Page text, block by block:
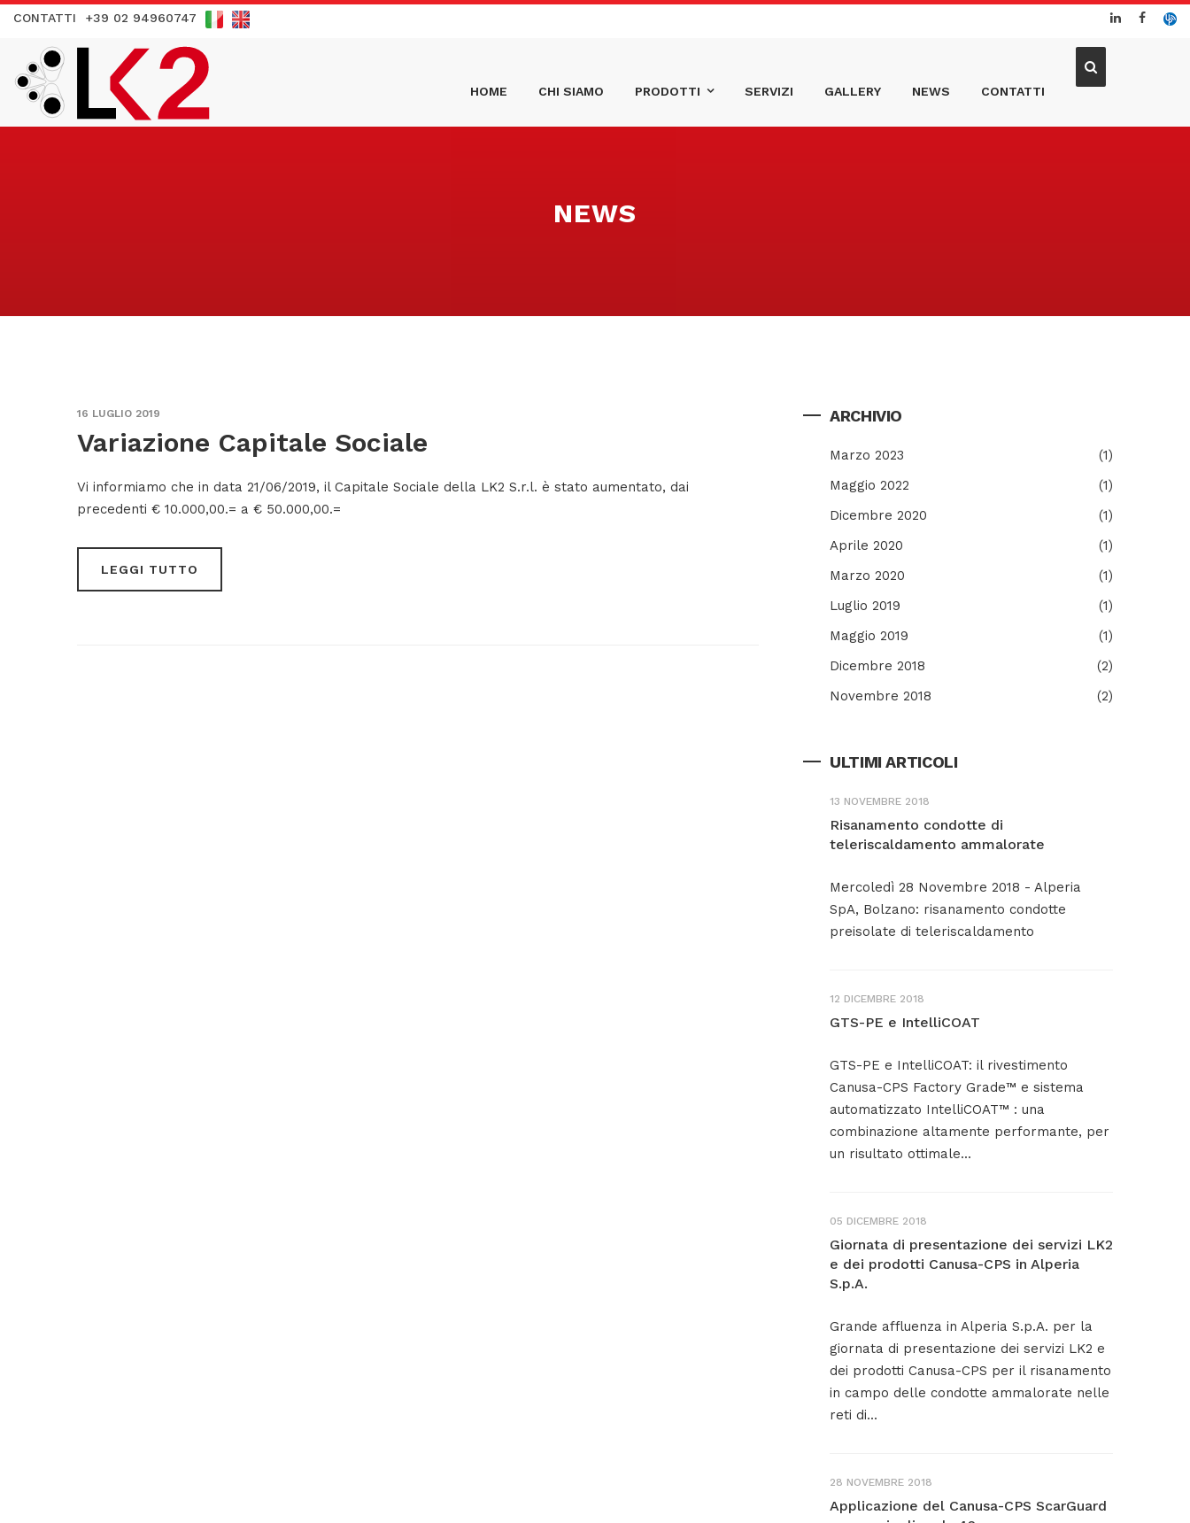
CONTATTI +39 02 94960747
HOME CHI SIAMO PRODOTTI SERVIZI GALLERY NEWS CONTATTI
NEWS
16 LUGLIO 2019
Variazione Capitale Sociale
Vi informiamo che in data 21/06/2019, il Capitale Sociale della LK2 S.r.l. è stato aumentato, dai
precedenti € 10.000,00.= a € 50.000,00.=
LEGGI TUTTO
ARCHIVIO
Marzo 2023
(1)
Maggio 2022
(1)
Dicembre 2020
(1)
Aprile 2020
(1)
Marzo 2020
(1)
Luglio 2019
(1)
Maggio 2019
(1)
Dicembre 2018
(2)
Novembre 2018
(2)
ULTIMI ARTICOLI
13 NOVEMBRE 2018
Risanamento condotte di
teleriscaldamento ammalorate
Mercoledì 28 Novembre 2018 - Alperia
SpA, Bolzano: risanamento condotte
preisolate di teleriscaldamento
12 DICEMBRE 2018
GTS-PE e IntelliCOAT
GTS-PE e IntelliCOAT: il rivestimento
Canusa-CPS Factory Grade™ e sistema
automatizzato IntelliCOAT™ : una
combinazione altamente performante, per
un risultato ottimale...
05 DICEMBRE 2018
Giornata di presentazione dei servizi LK2
e dei prodotti Canusa-CPS in Alperia
S.p.A.
Grande affluenza in Alperia S.p.A. per la
giornata di presentazione dei servizi LK2 e
dei prodotti Canusa-CPS per il risanamento
in campo delle condotte ammalorate nelle
reti di...
28 NOVEMBRE 2018
Applicazione del Canusa-CPS ScarGuard